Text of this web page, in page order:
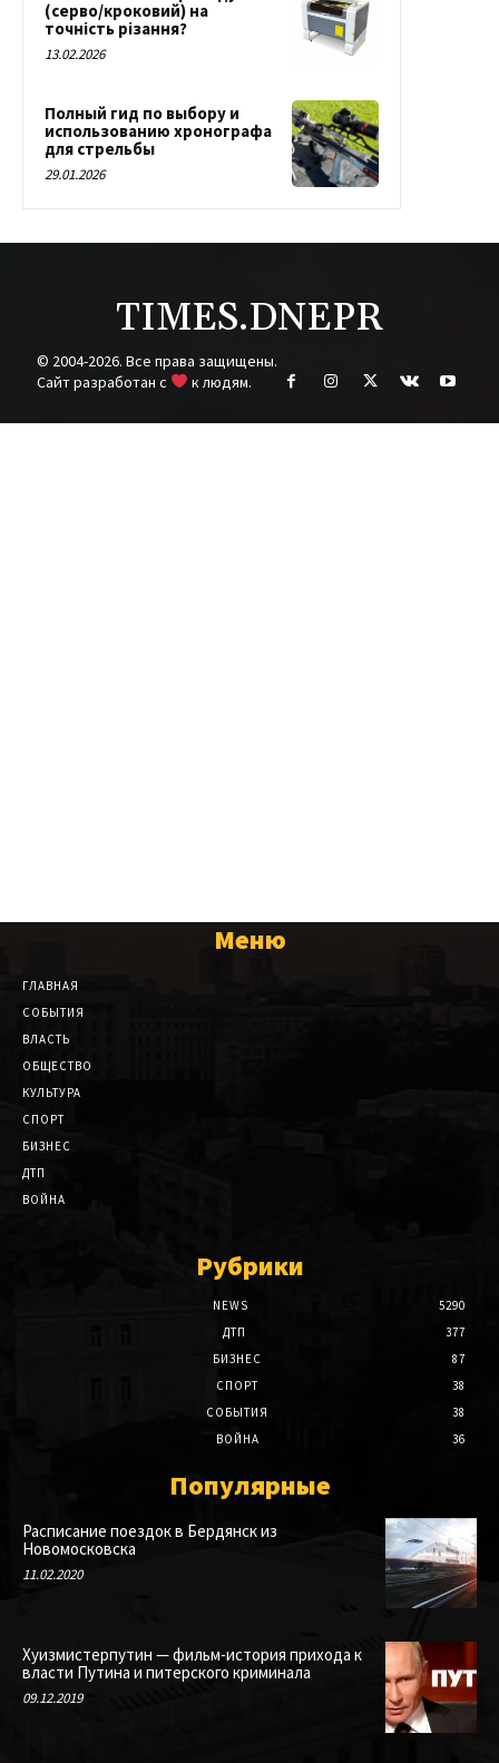
(серво/кроковий) на
точність різання?
13.02.2026
Полный гид по выбору и
использованию хронографа
для стрельбы
29.01.2026
TIMES.DNEPR
© 2004-2026. Все права защищены.
Cайт разработан с
к людям.
Меню
ГЛАВНАЯ
СОБЫТИЯ
ВЛАСТЬ
ОБЩЕСТВО
КУЛЬТУРА
СПОРТ
БИЗНЕС
ДТП
ВОЙНА
Рубрики
NEWS
5290
ДТП
377
БИЗНЕС
87
СПОРТ
38
СОБЫТИЯ
38
ВОЙНА
36
Популярные
Расписание поездок в Бердянск из
Новомосковска
11.02.2020
Хуизмистерпутин — фильм-история прихода к
власти Путина и питерского криминала
09.12.2019